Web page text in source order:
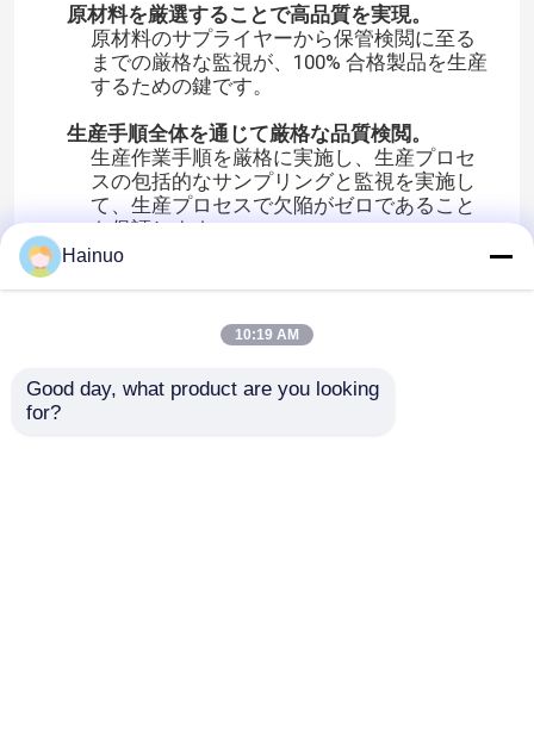
原材料を厳選することで高品質を実現。
原材料のサプライヤーから保管検閲に至る
までの厳格な監視が、100% 合格製品を生産
するための鍵です。
生産手順全体を通じて厳格な品質検閲。
生産作業手順を厳格に実施し、生産プロセ
スの包括的なサンプリングと監視を実施し
て、生産プロセスで欠陥がゼロであること
を保証します。
ヤーは、品質検査ポリシーを厳格に遵守
し、100% 適格な製造材料を保証します。
お客様に一流の品質管理システム保証を提供する
ために、
Hainuo
10:19 AM
Good day, what product are you looking
for?